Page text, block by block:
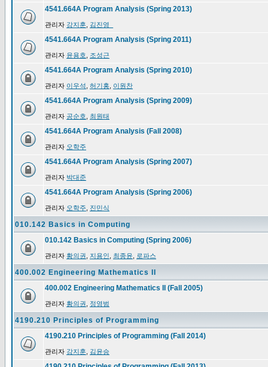
4541.664A Program Analysis (Spring 2013)
관리자 강지훈 김진영_
4541.664A Program Analysis (Spring 2011)
관리자 윤용호 조성근
4541.664A Program Analysis (Spring 2010)
관리자 이우석 허기홍 이원찬
4541.664A Program Analysis (Spring 2009)
관리자 공순호 최원태
4541.664A Program Analysis (Fall 2008)
관리자 오학주
4541.664A Program Analysis (Spring 2007)
관리자 박대준
4541.664A Program Analysis (Spring 2006)
관리자 오학주 진민식
010.142 Basics in Computing
010.142 Basics in Computing (Spring 2006)
관리자 황의권 지용인 최종윤 로파스
400.002 Engineering Mathematics II
400.002 Engineering Mathematics II (Fall 2005)
관리자 황의권 정영범
4190.210 Principles of Programming
4190.210 Principles of Programming (Fall 2014)
관리자 강지훈 김윤승